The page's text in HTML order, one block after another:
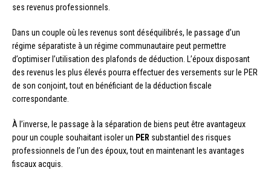
ses revenus professionnels.
Dans un couple où les revenus sont déséquilibrés, le passage d’un
régime séparatiste à un régime communautaire peut permettre
d’optimiser l’utilisation des plafonds de déduction. L’époux disposant
des revenus les plus élevés pourra effectuer des versements sur le PER
de son conjoint, tout en bénéficiant de la déduction fiscale
correspondante.
À l’inverse, le passage à la séparation de biens peut être avantageux
pour un couple souhaitant isoler un PER substantiel des risques
professionnels de l’un des époux, tout en maintenant les avantages
fiscaux acquis.